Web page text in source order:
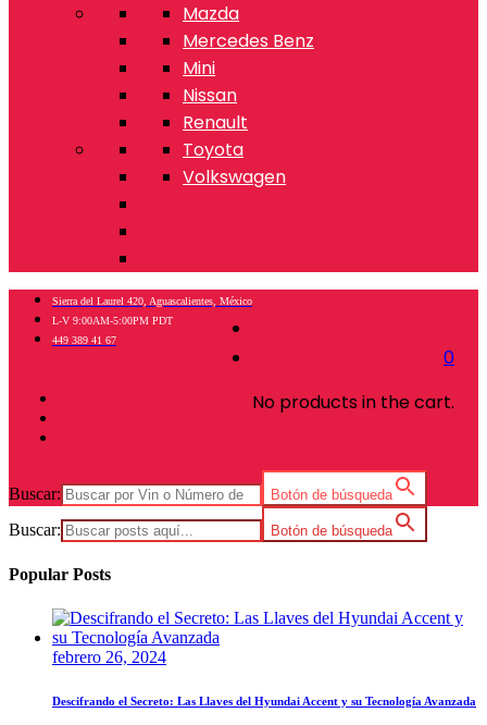
Mazda
Mercedes Benz
Mini
Nissan
Renault
Toyota
Volkswagen
0
No products in the cart.
Sierra del Laurel 420, Aguascalientes, México
L-V 9:00AM-5:00PM PDT
449 389 41 67
Buscar: Botón de búsqueda
Buscar: Botón de búsqueda
Popular Posts
febrero 26, 2024
Descifrando el Secreto: Las Llaves del Hyundai Accent y su Tecnología Avanzada